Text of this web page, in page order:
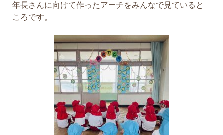
年長さんに向けて作ったアーチをみんなで見ていると
ころです。